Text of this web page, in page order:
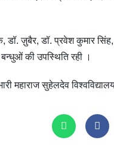
डॉ. ज़ुबैर, डॉ. प्रवेश कुमार
बन्धुओं की उपस्थिति रही ।
महाराज सुहेलदेव